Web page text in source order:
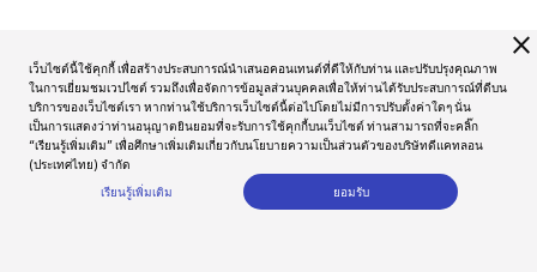
close
เว็บไซต์นี้ใช้คุกกี้ เพื่อสร้างประสบการณ์นำเสนอคอนเทนต์ที่ดีให้กับท่าน และปรับปรุงคุณภาพ
ในการเยี่ยมชมเวปไซต์ รวมถึงเพื่อจัดการข้อมูลส่วนบุคคลเพื่อให้ท่านได้รับประสบการณ์ที่ดีบน
บริการของเว็บไซต์เรา หากท่านใช้บริการเว็บไซต์นี้ต่อไปโดยไม่มีการปรับตั้งค่าใดๆ นั่น
เป็นการแสดงว่าท่านอนุญาตยินยอมที่จะรับการใช้คุกกี้บนเว็บไซต์ ท่านสามารถที่จะคลิ๊ก
“เรียนรู้เพิ่มเติม” เพื่อศึกษาเพิ่มเติมเกี่ยวกับนโยบายความเป็นส่วนตัวของบริษัทดีแคทลอน
(ประเทศไทย) จำกัด
เรียนรู้เพิ่มเติม
ยอมรับ